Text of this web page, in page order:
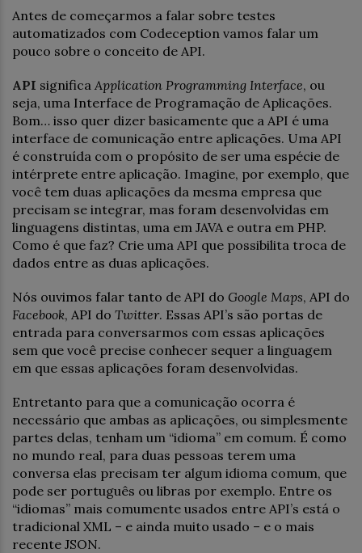
Antes de começarmos a falar sobre testes
automatizados com Codeception vamos falar um
pouco sobre o conceito de API.
API significa Application Programming Interface, ou
seja, uma Interface de Programação de Aplicações.
Bom… isso quer dizer basicamente que a API é uma
interface de comunicação entre aplicações. Uma API
é construída com o propósito de ser uma espécie de
intérprete entre aplicação. Imagine, por exemplo, que
você tem duas aplicações da mesma empresa que
precisam se integrar, mas foram desenvolvidas em
linguagens distintas, uma em JAVA e outra em PHP.
Como é que faz? Crie uma API que possibilita troca de
dados entre as duas aplicações.
Nós ouvimos falar tanto de API do Google Maps, API do
Facebook, API do Twitter. Essas API’s são portas de
entrada para conversarmos com essas aplicações
sem que você precise conhecer sequer a linguagem
em que essas aplicações foram desenvolvidas.
Entretanto para que a comunicação ocorra é
necessário que ambas as aplicações, ou simplesmente
partes delas, tenham um “idioma” em comum. É como
no mundo real, para duas pessoas terem uma
conversa elas precisam ter algum idioma comum, que
pode ser português ou libras por exemplo. Entre os
“idiomas” mais comumente usados entre API’s está o
tradicional XML – e ainda muito usado – e o mais
recente JSON.